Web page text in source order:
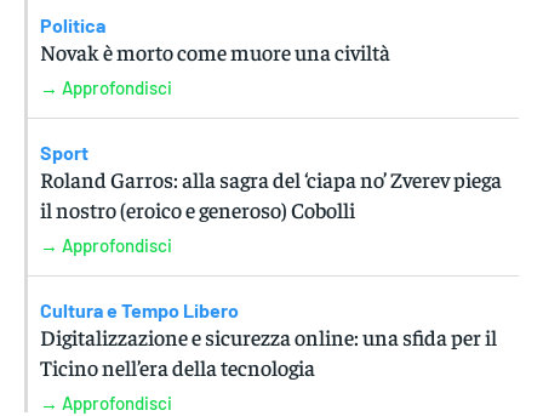
Politica
Novak è morto come muore una civiltà
→ Approfondisci
Sport
Roland Garros: alla sagra del ‘ciapa no’ Zverev piega
il nostro (eroico e generoso) Cobolli
→ Approfondisci
Cultura e Tempo Libero
Digitalizzazione e sicurezza online: una sfida per il
Ticino nell’era della tecnologia
→ Approfondisci